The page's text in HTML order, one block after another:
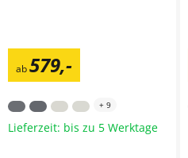
ab579,-
+ 9
Lieferzeit: bis zu 5 Werktage